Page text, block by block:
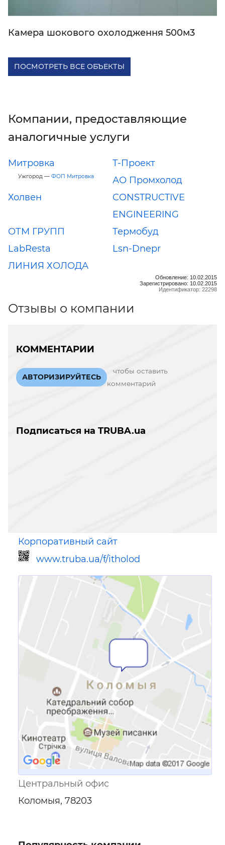
Камера шокового охолодження 500м3
ПОСМОТРЕТЬ ВСЕ ОБЪЕКТЫ
Компании, предоставляющие
аналогичные услуги
Митровка
Ужгород — ФОП Митровка
Т-Проект
АО Промхолод
Холвен
CONSTRUCTIVE
ENGINEERING
ОТМ ГРУПП
Термобуд
LabResta
Lsn-Dnepr
ЛИНИЯ ХОЛОДА
Обновление: 10.02.2015
Зарегистрировано: 10.02.2015
Идентификатор: 22298
Отзывы о компании
КОММЕНТАРИИ
АВТОРИЗИРУЙТЕСЬ
чтобы оставить
комментарий
Подписаться на TRUBA.ua
Корпоративный сайт
www.truba.ua/f/itholod
Ссылка для мобильных устройств
Центральный офис
Коломыя, 78203